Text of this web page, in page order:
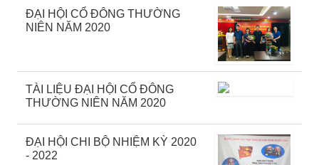
ĐẠI HỘI CỔ ĐÔNG THƯỜNG
NIÊN NĂM 2020
TÀI LIỆU ĐẠI HỘI CỔ ĐÔNG
THƯỜNG NIÊN NĂM 2020
ĐẠI HỘI CHI BỘ NHIỆM KỲ 2020
- 2022